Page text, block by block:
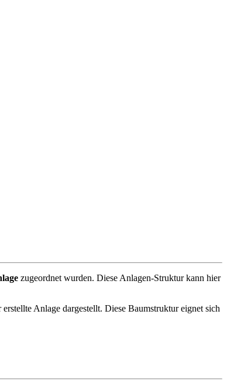
zugeordnet wurden. Diese Anlagen-Struktur kann hier
Anlage dargestellt. Diese Baumstruktur eignet sich